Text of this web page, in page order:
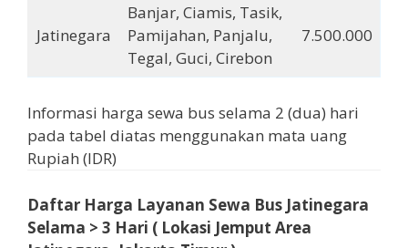
Jatinegara
Banjar, Ciamis, Tasik,
Pamijahan, Panjalu,
Tegal, Guci, Cirebon
7.500.000
Informasi harga sewa bus selama 2 (dua) hari
pada tabel diatas menggunakan mata uang
Rupiah (IDR)
Daftar Harga Layanan Sewa Bus Jatinegara
Selama > 3 Hari ( Lokasi Jemput Area